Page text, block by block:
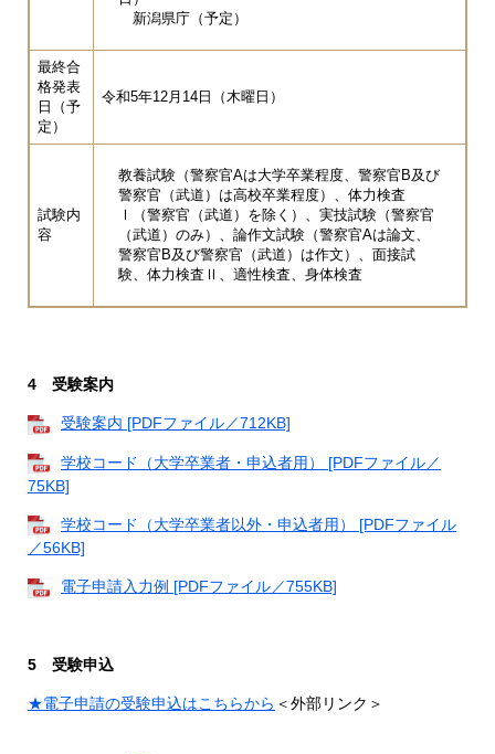
新潟県庁（予定）
最終合
格発表
日（予
定）
令和5年12月14日（木曜日）
試験内
容
教養試験（警察官Aは大学卒業程度、警察官B及び
警察官（武道）は高校卒業程度）、体力検査
Ⅰ（警察官（武道）を除く）、実技試験（警察官
（武道）のみ）、論作文試験（警察官Aは論文、
警察官B及び警察官（武道）は作文）、面接試
験、体力検査Ⅱ、適性検査、身体検査
4 受験案内
受験案内 [PDFファイル／712KB]
学校コード（大学卒業者・申込者用） [PDFファイル／
75KB]
学校コード（大学卒業者以外・申込者用） [PDFファイル
／56KB]
電子申請入力例 [PDFファイル／755KB]
5 受験申込
★電子申請の受験申込はこちらから ＜外部リンク＞